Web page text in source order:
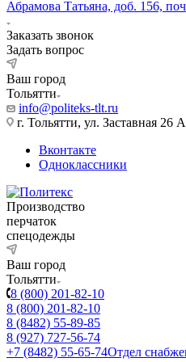
Абрамова Татьяна, доб. 156,
Заказать звонок
Задать вопрос
Ваш город
Тольятти
info@politeks-tlt.ru
г. Тольятти, ул. Заставная 26 А
Вконтакте
Одноклассники
Производство
перчаток
спецодежды
Ваш город
Тольятти
8 (800) 201-82-10
8 (800) 201-82-10
8 (8482) 55-89-85
8 (927) 727-56-74
+7 (8482) 55-65-74Отдел